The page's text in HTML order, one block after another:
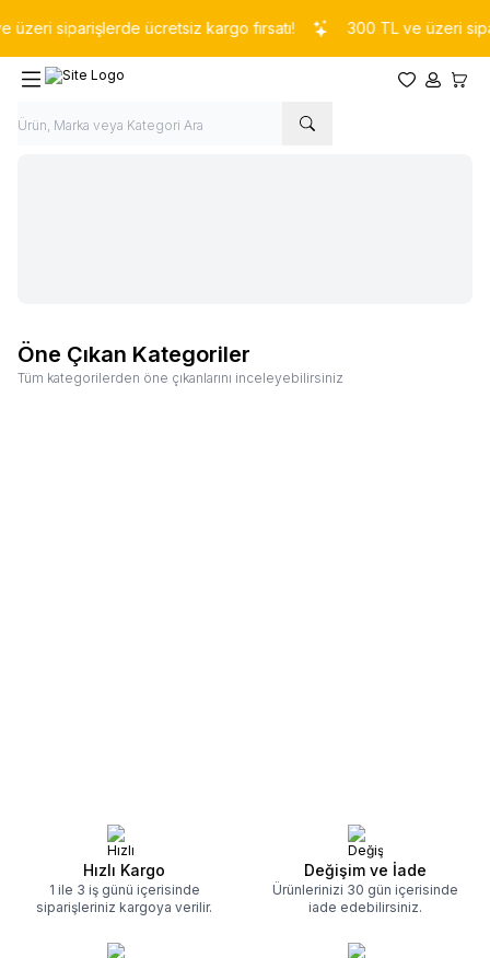
siparişlerde ücretsiz kargo fırsatı! 300 TL ve üzeri
Favorilerim
Hesabım
Öne Çıkan Kategoriler
Tüm kategorilerden öne çıkanlarını inceleyebilirsiniz
Hızlı Kargo
1 ile 3 iş günü içerisinde
siparişleriniz kargoya verilir.
Değişim ve İade
Ürünlerinizi 30 gün içerisinde
iade edebilirsiniz.